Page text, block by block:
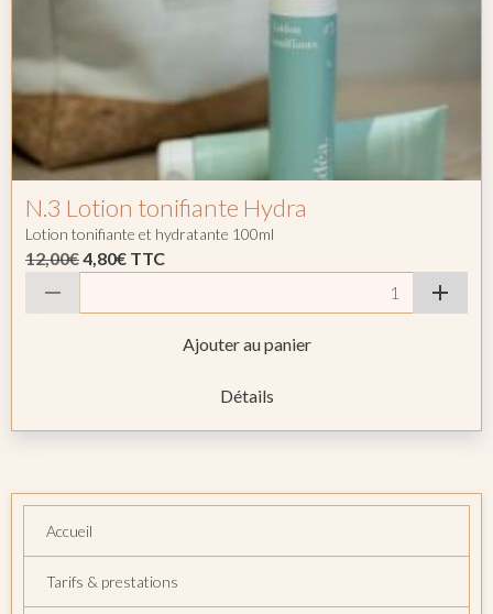
N.3 Lotion tonifiante Hydra
Lotion tonifiante et hydratante 100ml
12,00€4,80€ TTC
Ajouter au panier
Détails
Accueil
Tarifs & prestations